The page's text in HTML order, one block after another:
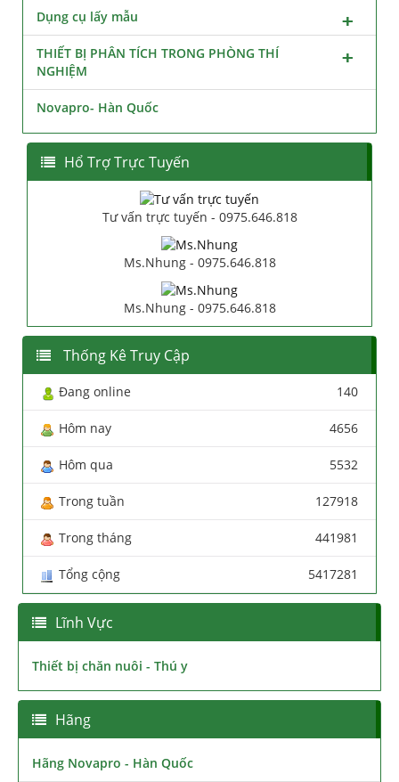
Dụng cụ lấy mẫu
THIẾT BỊ PHÂN TÍCH TRONG PHÒNG THÍ
NGHIỆM
Novapro- Hàn Quốc
Hổ Trợ Trực Tuyến
Tư vấn trực tuyến - 0975.646.818
Ms.Nhung - 0975.646.818
Ms.Nhung - 0975.646.818
Thống Kê Truy Cập
Đang online 140
Hôm nay 4656
Hôm qua 5532
Trong tuần 127918
Trong tháng 441981
Tổng cộng 5417281
Lĩnh Vực
Thiết bị chăn nuôi - Thú y
Hãng
Hãng Novapro - Hàn Quốc